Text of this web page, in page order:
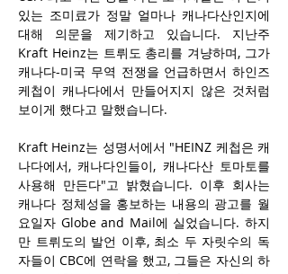
있는 조미료가 정말 얼마나 캐나다산인지에
대해 의문을 제기하고 있습니다. 지난주
Kraft Heinz는 트뤼도 총리를 겨냥하며, 그가
캐나다-미국 무역 전쟁을 언급하면서 하인즈
케첩이 캐나다에서 만들어지지 않은 것처럼
보이게 했다고 말했습니다.
Kraft Heinz는 성명서에서 "HEINZ 케첩은 캐
나다에서, 캐나다인들이, 캐나다산 토마토를
사용해 만든다"고 밝혔습니다. 이후 회사는
캐나다 정체성을 홍보하는 내용의 광고를 월
요일자 Globe and Mail에 실었습니다. 하지
만 트뤼도의 발언 이후, 최소 두 자릿수의 독
자들이 CBC에 연락을 했고, 그들은 자신의 하